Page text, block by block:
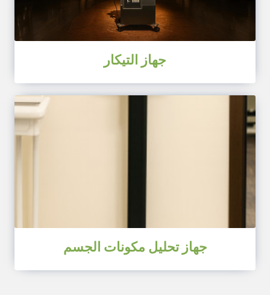
جهاز التيكار
جهاز تحليل مكونات الجسم